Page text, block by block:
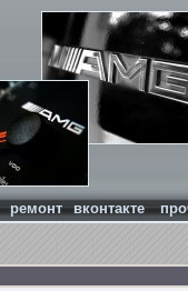
ремонт вконтакте